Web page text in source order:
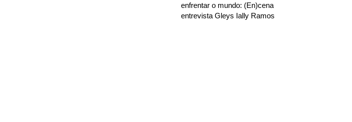
enfrentar o mundo: (En)cena
entrevista Gleys Ially Ramos